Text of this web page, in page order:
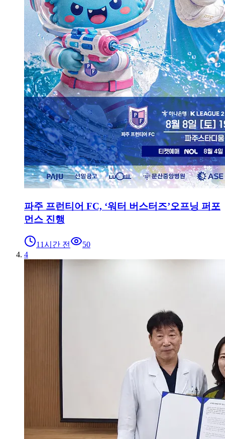
파주 프런티어 FC, ‘워터 버스터즈’오프닝 퍼포
먼스 진행
11시간 전
50
4